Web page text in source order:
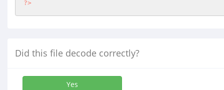
?>
Did this file decode correctly?
Yes